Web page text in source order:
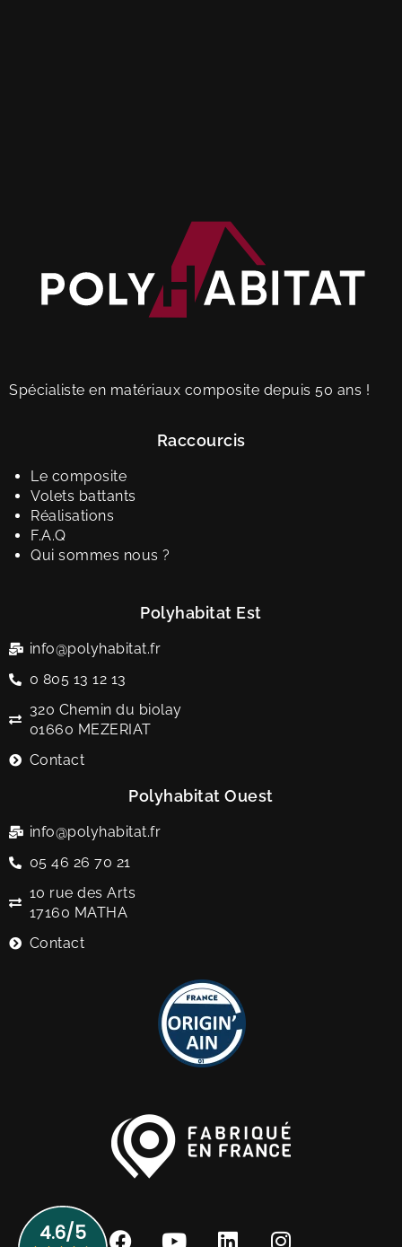
Spécialiste en matériaux composite depuis 50 ans !
Raccourcis
Le composite
Volets battants
Réalisations
F.A.Q
Qui sommes nous ?
Polyhabitat Est
info@polyhabitat.fr
0 805 13 12 13
320 Chemin du biolay
01660 MEZERIAT
Contact
Polyhabitat Ouest
info@polyhabitat.fr
05 46 26 70 21
10 rue des Arts
17160 MATHA
Contact